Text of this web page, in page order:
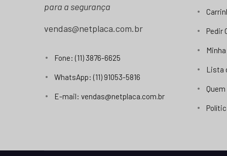
para a segurança
vendas@netplaca.com.br
Fone: (11) 3876-6625
WhatsApp: (11) 91053-5816
E-mail: vendas@netplaca.com.br
Pedir
Lista